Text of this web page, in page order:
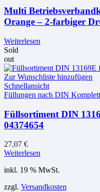
Multi
Orange – 2-farbiger
Weiterlesen
Sold
out
Zur Wunschliste hinzufügen
Schnellansicht
Füllungen nach DIN Komplett
Füllsortiment DIN
04374654
27,07 €
Weiterlesen
inkl. 19 % MwSt.
zzgl. Versandkosten